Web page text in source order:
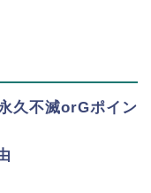
久不滅orGポイン